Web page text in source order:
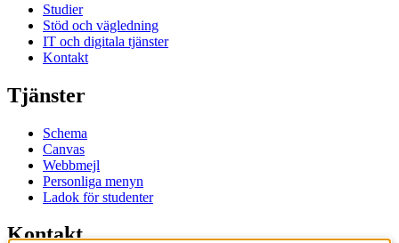
Studier
Stöd och vägledning
IT och digitala tjänster
Kontakt
Tjänster
Schema
Canvas
Webbmejl
Personliga menyn
Ladok för studenter
Kontakt